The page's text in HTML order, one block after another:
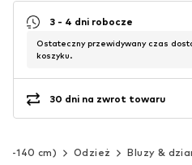
3 - 4 dni robocze
Ostateczny przewidywany czas
koszyku.
30 dni na zwrot towaru
140 cm) Odzież Bluzy &